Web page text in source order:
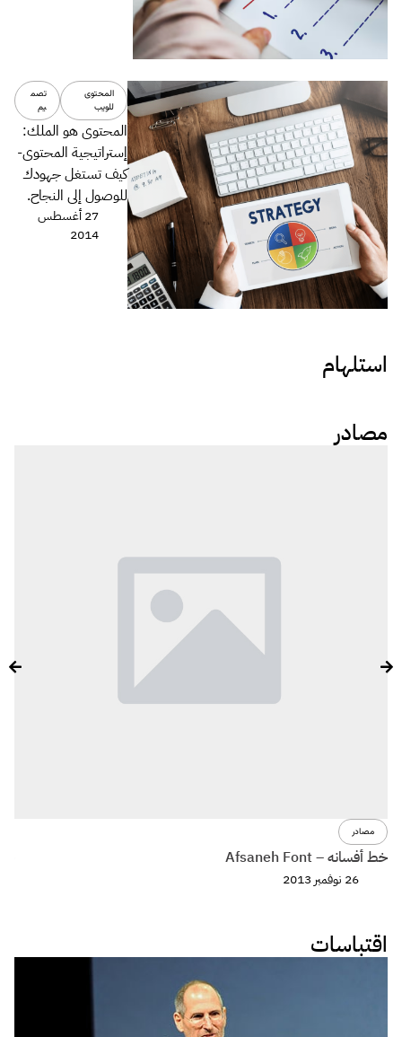
المحتوى
للويب
تصم
يم
المحتوى هو الملك:
إستراتيجية المحتوى-
كيف تستغل جهودك
للوصول إلى النجاح.
27 أغسطس
2014
استلهام
مصادر
مصادر
خط أفسانه – Afsaneh Font
26 نوفمبر 2013
اقتباسات